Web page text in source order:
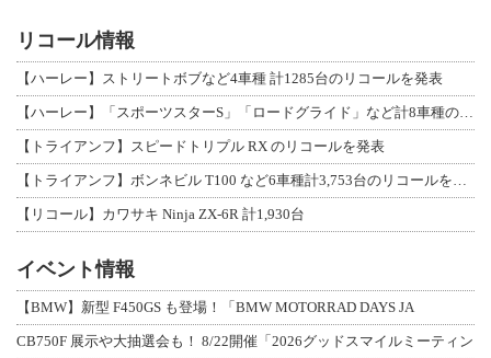
リコール情報
【ハーレー】ストリートボブなど4車種 計1285台のリコールを発表
【ハーレー】「スポーツスターS」「ロードグライド」など計8車種のリコールを発表
【トライアンフ】スピードトリプル RX のリコールを発表
【トライアンフ】ボンネビル T100 など6車種計3,753台のリコールを発表
【リコール】カワサキ Ninja ZX-6R 計1,930台
イベント情報
【BMW】新型 F450GS も登場！「BMW MOTORRAD DAYS JA
CB750F 展示や大抽選会も！ 8/22開催「2026グッドスマイルミーティン